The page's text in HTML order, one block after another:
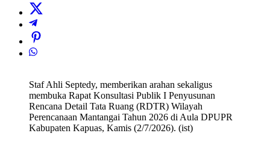
Staf Ahli Septedy, memberikan arahan sekaligus
membuka Rapat Konsultasi Publik I Penyusunan
Rencana Detail Tata Ruang (RDTR) Wilayah
Perencanaan Mantangai Tahun 2026 di Aula DPUPR
Kabupaten Kapuas, Kamis (2/7/2026). (ist)